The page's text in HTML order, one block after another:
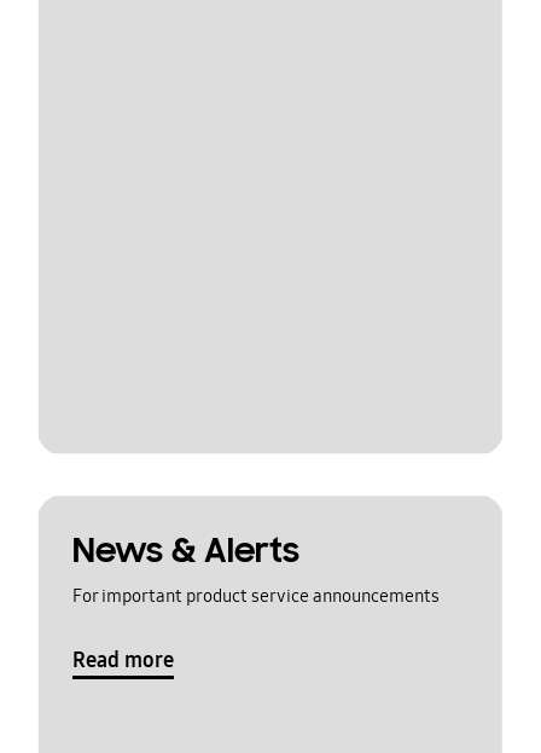
News & Alerts
For important product service announcements
Read more